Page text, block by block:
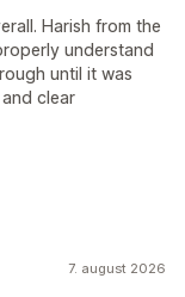
Harish from the
understand
until it was
clear
7. august 2026